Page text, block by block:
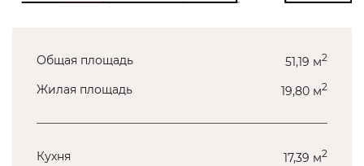
Общая площадь 51,19 м2
Жилая площадь 19,80 м2
Кухня 17,39 м2